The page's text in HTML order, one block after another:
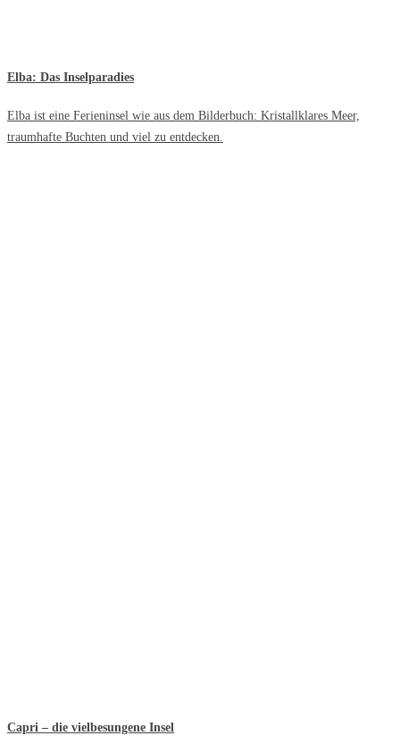
Elba: Das Inselparadies
Elba ist eine Ferieninsel wie aus dem Bilderbuch: Kristallklares Meer,
traumhafte Buchten und viel zu entdecken.
Capri – die vielbesungene Insel